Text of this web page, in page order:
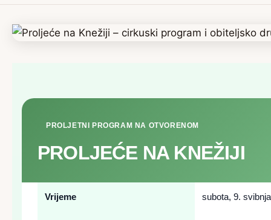
PROLJETNI PROGRAM NA OTVORENOM
PROLJEĆE NA KNEŽIJI
Vrijeme subota, 9.